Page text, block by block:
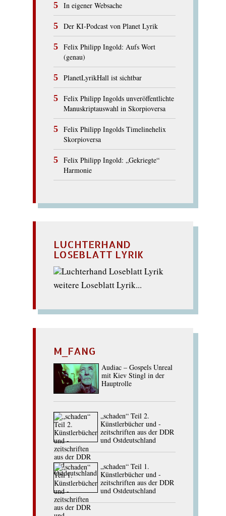
In eigener Websache
Der KI-Podcast von Planet Lyrik
Felix Philipp Ingold: Aufs Wort
(genau)
PlanetLyrikHall ist sichtbar
Felix Philipp Ingolds unveröffentlichte
Manuskriptauswahl in Skorpioversa
Felix Philipp Ingolds Timelinehelix
Skorpioversa
Felix Philipp Ingold: „Gekriegte“
Harmonie
LUCHTERHAND
LOSEBLATT LYRIK
weitere Loseblatt Lyrik...
M_FANG
Audiac – Gospels Unreal
mit Kiev Stingl in der
Hauptrolle
„schaden“ Teil 2.
Künstlerbücher und -
zeitschriften aus der DDR
und Ostdeutschland
„schaden“ Teil 1.
Künstlerbücher und -
zeitschriften aus der DDR
und Ostdeutschland